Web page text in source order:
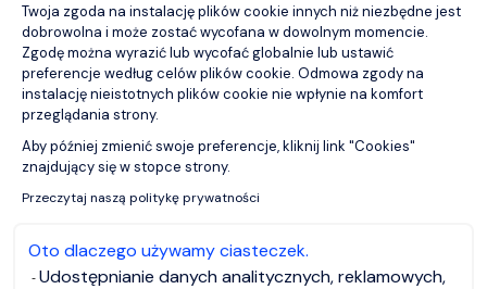
Twoja zgoda na instalację plików cookie innych niż niezbędne jest
dobrowolna i może zostać wycofana w dowolnym momencie.
Zgodę można wyrazić lub wycofać globalnie lub ustawić
preferencje według celów plików cookie. Odmowa zgody na
instalację nieistotnych plików cookie nie wpłynie na komfort
przeglądania strony.
Aby później zmienić swoje preferencje, kliknij link "Cookies"
znajdujący się w stopce strony.
Przeczytaj naszą politykę prywatności
Oto dlaczego używamy ciasteczek.
Udostępnianie danych analitycznych, reklamowych,
Axeptio consent
Podejście szyte na miarę
Często Zadawane Pytania